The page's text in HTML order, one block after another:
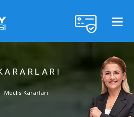
Meclis Kararları